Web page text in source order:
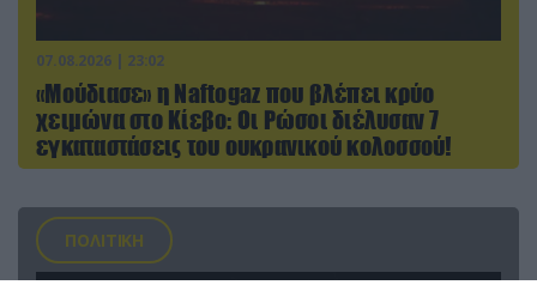
07.08.2026 | 23:02
«Μούδιασε» η Naftogaz που βλέπει κρύο
χειμώνα στο Κίεβο: Οι Ρώσοι διέλυσαν 7
εγκαταστάσεις του ουκρανικού κολοσσού!
ΠΟΛΙΤΙΚΗ